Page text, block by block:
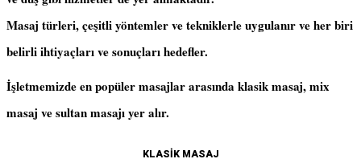
Masaj türleri, çeşitli yöntemler ve tekniklerle uygulanır ve her biri
belirli ihtiyaçları ve sonuçları hedefler.
İşletmemizde en popüler masajlar arasında klasik masaj, mix
masaj ve sultan masajı yer alır.
KLASİK MASAJ